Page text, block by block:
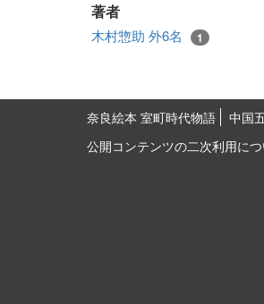
著者
木村惣助 外6名 1
奈良絵本 室町時代物語 中国
公開コンテンツの二次利用につ